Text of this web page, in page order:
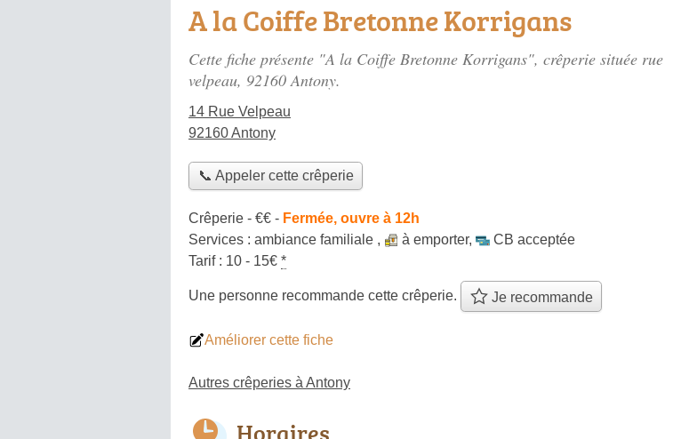
A la Coiffe Bretonne Korrigans
Cette fiche présente "A la Coiffe Bretonne Korrigans", crêperie située rue
velpeau, 92160 Antony.
14 Rue Velpeau
92160 Antony
📞 Appeler cette crêperie
Crêperie - €€ - Fermée, ouvre à 12h
Services : ambiance familiale , à emporter,
CB acceptée
Tarif : 10 - 15€ *
Une personne recommande cette crêperie. Je recommande
Améliorer cette fiche
Autres crêperies à Antony
Horaires